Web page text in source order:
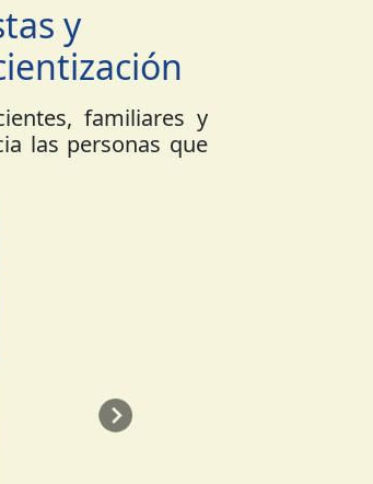
y
familiares y
las personas que
Siguiente